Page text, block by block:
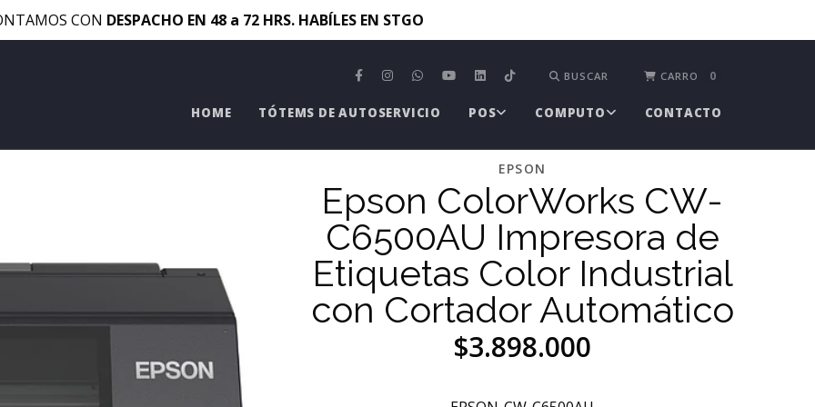
CON DESPACHO EN 48 a 72 HRS. HABÍLES EN STGO
BUSCAR CARRO 0
HOME TÓTEMS DE AUTOSERVICIO POS COMPUTO CONTACTO
EPSON
Epson ColorWorks CW-
C6500AU Impresora de
Etiquetas Color Industrial
con Cortador Automático
$3.898.000